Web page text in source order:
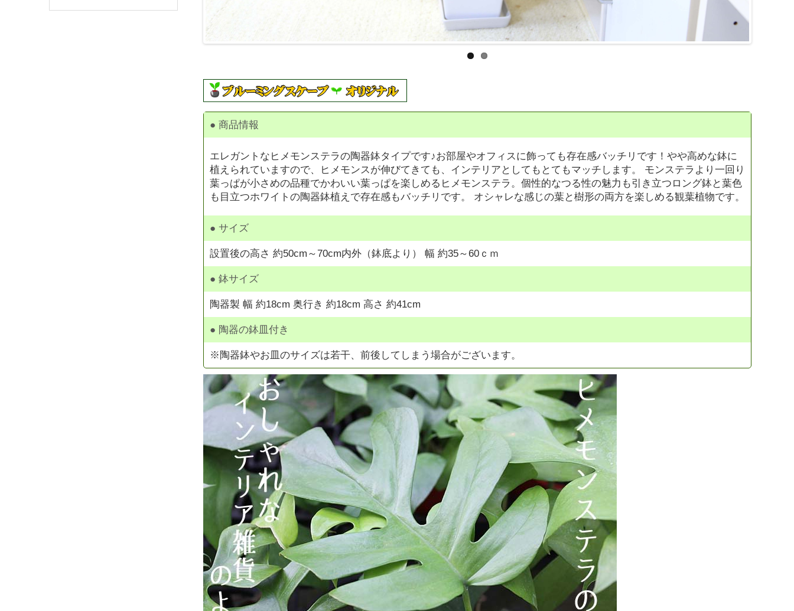
● 商品情報
エレガントなヒメモンステラの陶器鉢タイプです♪お部屋やオフィスに飾っても存在感バッチリです！やや高めな鉢に
植えられていますので、ヒメモンスが伸びてきても、インテリアとしてもとてもマッチします。 モンステラより一回り
葉っぱが小さめの品種でかわいい葉っぱを楽しめるヒメモンステラ。個性的なつる性の魅力も引き立つロング鉢と葉色
も目立つホワイトの陶器鉢植えで存在感もバッチリです。 オシャレな感じの葉と樹形の両方を楽しめる観葉植物です。
● サイズ
設置後の高さ 約50cm～70cm内外（鉢底より） 幅 約35～60ｃｍ
● 鉢サイズ
陶器製 幅 約18cm 奥行き 約18cm 高さ 約41cm
● 陶器の鉢皿付き
※陶器鉢やお皿のサイズは若干、前後してしまう場合がございます。